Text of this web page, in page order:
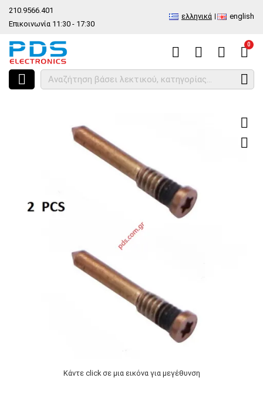
210.9566.401
Επικοινωνία 11:30 - 17:30
ελληνικά english
0
HOME Βίδες για iPhone X/XS/XS MAX Gold 2 PCS set bulk
Κάντε click σε μια εικόνα για μεγέθυνση